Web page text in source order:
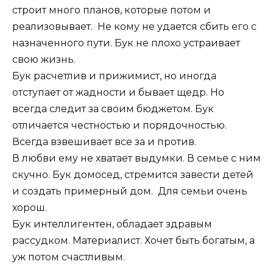
строит много планов, которые потом и
реализовывает. Не кому не удается сбить его с
назначенного пути. Бук не плохо устраивает
свою жизнь.
Бук расчетлив и прижимист, но иногда
отступает от жадности и бывает щедр. Но
всегда следит за своим бюджетом. Бук
отличается честностью и порядочностью.
Всегда взвешивает все за и против.
В любви ему не хватает выдумки. В семье с ним
скучно. Бук домосед, стремится завести детей
и создать примерный дом. Для семьи очень
хорош.
Бук интеллигентен, обладает здравым
рассудком. Материалист. Хочет быть богатым, а
уж потом счастливым.